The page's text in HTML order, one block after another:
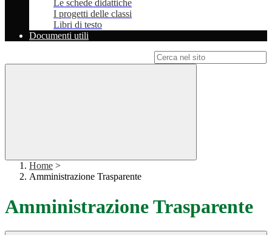
Le schede didattiche
I progetti delle classi
Libri di testo
Documenti utili
Home >
Amministrazione Trasparente
Amministrazione Trasparente